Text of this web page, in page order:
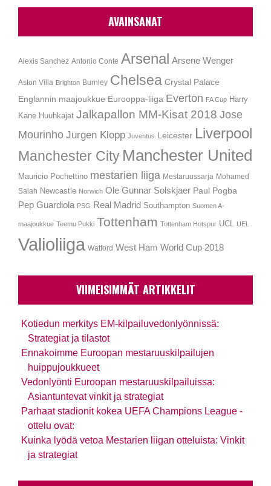
AVAINSANAT
Alexis Sanchez Antonio Conte Arsenal Arsene Wenger
Aston Villa Brighton Burnley Chelsea Crystal Palace
Englannin maajoukkue Eurooppa-liiga Everton FA Cup Harry
Kane Huuhkajat Jalkapallon MM-Kisat 2018 Jose
Mourinho Jurgen Klopp Juventus Leicester Liverpool
Manchester City Manchester United
Mauricio Pochettino mestarien liiga Mestaruussarja Mohamed
Salah Newcastle Norwich Ole Gunnar Solskjaer Paul Pogba
Pep Guardiola PSG Real Madrid Southampton Suomen A-
maajoukkue Teemu Pukki Tottenham Tottenham Hotspur UCL UEL
Valioliiga Watford West Ham World Cup 2018
VIIMEISIMMÄT ARTIKKELIT
Kotiedun merkitys EM-kilpailuvedonlyönnissä:
Strategiat ja tilastot
Ennakoimme Euroopan mestaruuskilpailujen
huippujoukkueet
Vedonlyönti Euroopan mestaruuskilpailuissa:
Asiantuntevat vinkit ja strategiat
Parhaat stadionit kokea UEFA Champions League -
ottelu ovat:
Kuinka lyödä vetoa Mestarien liigan otteluista: Vinkit
ja strategiat